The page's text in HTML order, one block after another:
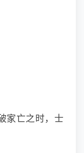
家亡之时，士